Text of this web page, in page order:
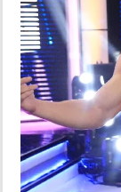
SHOW
DEPORTES
MUNDO
INSÓLITAS